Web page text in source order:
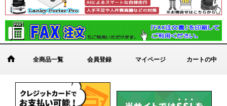
全商品一覧 会員登録 マイページ カートの中